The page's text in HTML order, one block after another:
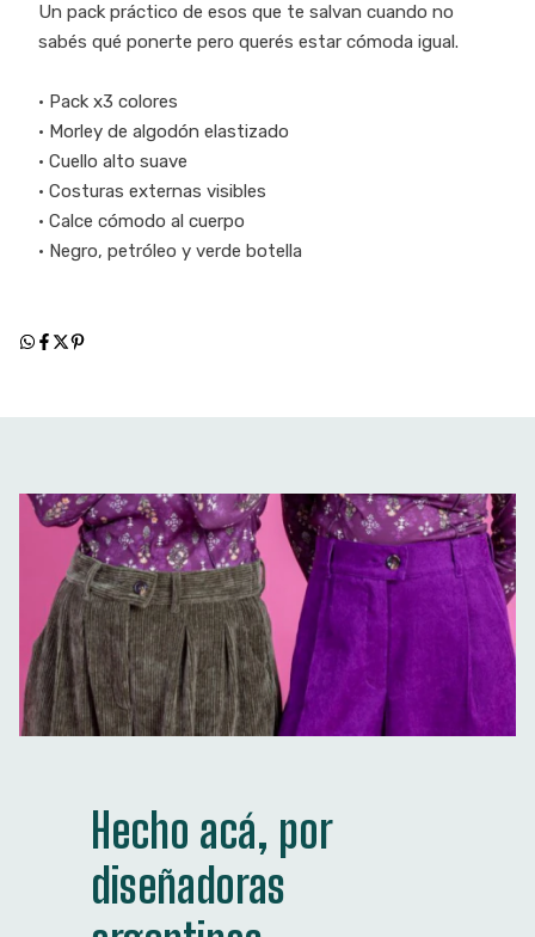
Un pack práctico de esos que te salvan cuando no
sabés qué ponerte pero querés estar cómoda igual.
• Pack x3 colores
• Morley de algodón elastizado
• Cuello alto suave
• Costuras externas visibles
• Calce cómodo al cuerpo
• Negro, petróleo y verde botella
Hecho acá, por
diseñadoras